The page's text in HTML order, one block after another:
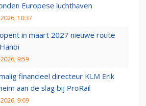
Europese luchthaven
10:37
in maart 2027 nieuwe route
9:59
financieel directeur KLM Erik
aan de slag bij ProRail
9:09